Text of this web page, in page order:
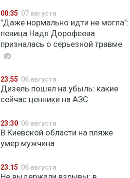
00:35 07 августа
"Даже нормально идти не могла":
певица Надя Дорофеева
призналась о серьезной травме
23:55 06 августа
Дизель пошел на убыль: какие
сейчас ценники на АЗС
23:30 06 августа
В Киевской области на пляже
умер мужчина
23:15 06 августа